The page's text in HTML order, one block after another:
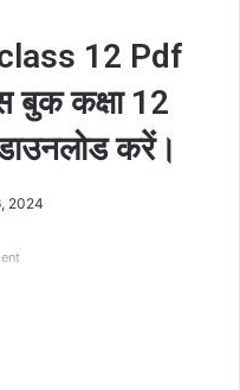
12 Pdf
बुक कक्षा 12
करें।
2024